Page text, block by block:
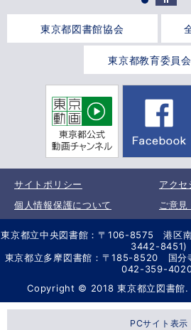
東京都図書館協会
東京都教育委員会
サイトポリシー
アクセ
個人情報保護について
ご意
東京都立中央図書館：〒106-8575 港
3442-8451)
東京都立多摩図書館：〒185-8520 国
042-359-
Copyright © 2018 東京都立図書
PCサイト表示